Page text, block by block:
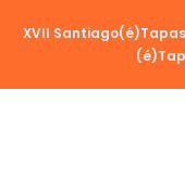
XVII Santiago(é)Tapas